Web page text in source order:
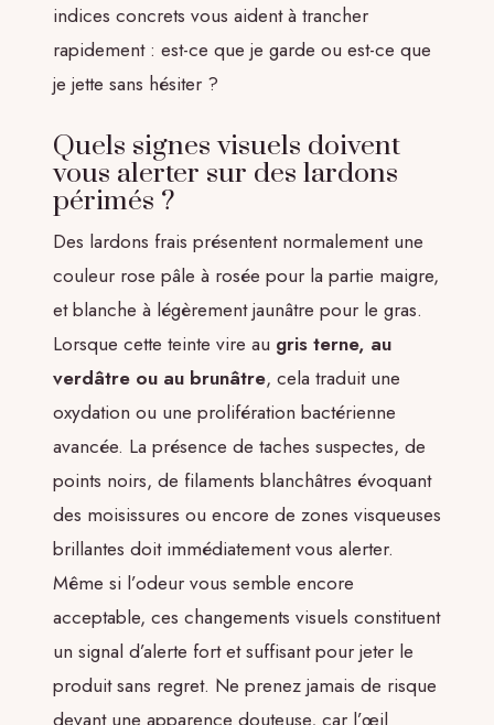
indices concrets vous aident à trancher
rapidement : est-ce que je garde ou est-ce que
je jette sans hésiter ?
Quels signes visuels doivent
vous alerter sur des lardons
périmés ?
Des lardons frais présentent normalement une
couleur rose pâle à rosée pour la partie maigre,
et blanche à légèrement jaunâtre pour le gras.
Lorsque cette teinte vire au gris terne, au
verdâtre ou au brunâtre, cela traduit une
oxydation ou une prolifération bactérienne
avancée. La présence de taches suspectes, de
points noirs, de filaments blanchâtres évoquant
des moisissures ou encore de zones visqueuses
brillantes doit immédiatement vous alerter.
Même si l’odeur vous semble encore
acceptable, ces changements visuels constituent
un signal d’alerte fort et suffisant pour jeter le
produit sans regret. Ne prenez jamais de risque